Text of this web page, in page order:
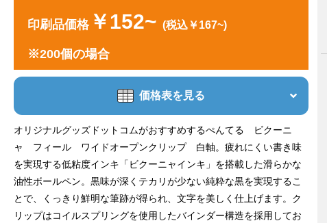
印刷品価格￥152~ (税込￥167~)
※200個の場合
価格表を見る
オリジナルグッズドットコムがおすすめするぺんてる ビクーニ
ャ フィール ワイドオープンクリップ 白軸。疲れにくい書き味
を実現する低粘度インキ「ビクーニャインキ」を搭載した滑らかな
油性ボールペン。黒味が深くテカリが少ない純粋な黒を実現するこ
とで、くっきり鮮明な筆跡が得られ、文字を美しく仕上げます。ク
リップはコイルスプリングを使用したバインダー構造を採用してお